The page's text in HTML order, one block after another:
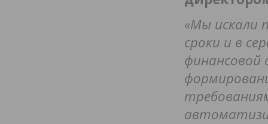
«Мы искали
сроки и в
финансовой